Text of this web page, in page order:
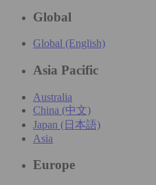
Global
Global (English)
Asia Pacific
Australia
China (中文)
Japan (日本語)
Asia
Europe